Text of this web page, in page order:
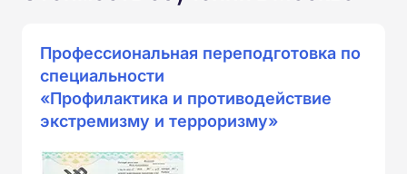
Профессиональная переподготовка по
специальности
«Профилактика и противодействие
экстремизму и терроризму»